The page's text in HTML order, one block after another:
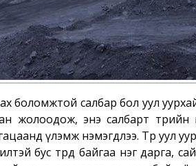
боломжтой салбар бол уул
жолоодож, энэ салбарт төрийн
үлэмж нэмэгдлээ. Төр уул
бус төрд байгаа нэг дарга,